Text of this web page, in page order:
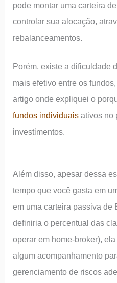
pode montar uma carteira
controlar sua alocação,
rebalanceamentos.
Porém, existe a dificuldade
mais efetivo entre os
artigo onde expliquei o
fundos individuais ativos no
investimentos.
Além disso, apesar dessa
tempo que você gasta em
em uma carteira passiva de
definiria o percentual das
operar em home-broker),
algum acompanhamento
gerenciamento de riscos